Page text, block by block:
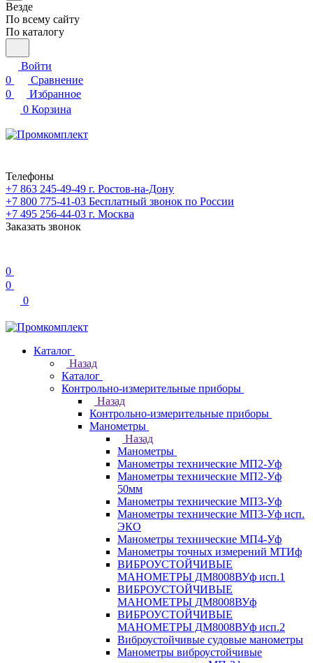
Везде
По всему сайту
По каталогу
Войти
0
Сравнение
0
Избранное
0 Корзина
Телефоны
+7 863 245-49-49 г. Ростов-на-Дону
+7 800 775-41-03 Бесплатный звонок по России
+7 495 256-44-03 г. Москва
Заказать звонок
0
0
0
Каталог
Назад
Каталог
Контрольно-измерительные приборы
Назад
Контрольно-измерительные приборы
Манометры
Назад
Манометры
Манометры технические МП2-Уф
Манометры технические МП2-Уф
50мм
Манометры технические МП3-Уф
Манометры технические МП3-Уф исп.
ЭКО
Манометры технические МП4-Уф
Манометры точных измерений МТИф
ВИБРОУСТОЙЧИВЫЕ
МАНОМЕТРЫ ДМ8008ВУф исп.1
ВИБРОУСТОЙЧИВЫЕ
МАНОМЕТРЫ ДМ8008ВУф
ВИБРОУСТОЙЧИВЫЕ
МАНОМЕТРЫ ДМ8008ВУф исп.2
Виброустойчивые судовые манометры
Манометры виброустойчивые